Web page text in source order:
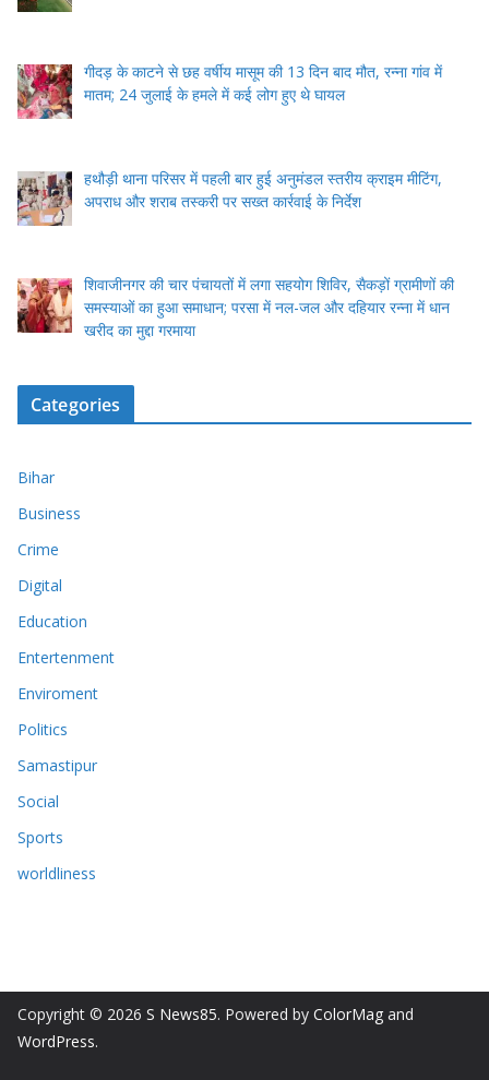
गीदड़ के काटने से छह वर्षीय मासूम की 13 दिन बाद मौत, रन्ना गांव में
मातम; 24 जुलाई के हमले में कई लोग हुए थे घायल
हथौड़ी थाना परिसर में पहली बार हुई अनुमंडल स्तरीय क्राइम मीटिंग,
अपराध और शराब तस्करी पर सख्त कार्रवाई के निर्देश
शिवाजीनगर की चार पंचायतों में लगा सहयोग शिविर, सैकड़ों ग्रामीणों की
समस्याओं का हुआ समाधान; परसा में नल-जल और दहियार रन्ना में धान
खरीद का मुद्दा गरमाया
Categories
Bihar
Business
Crime
Digital
Education
Entertenment
Enviroment
Politics
Samastipur
Social
Sports
worldliness
Copyright © 2026 S News85. Powered by ColorMag and
WordPress.